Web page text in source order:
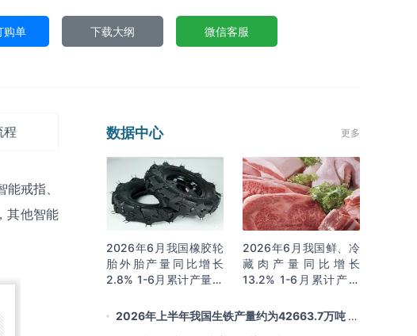
购单 下载大纲 微信客服
程
戒指、
其他智能
数据中心 更多
2026年6月我国橡胶轮
胎外胎产量同比增长
2.8% 1-6月累计产量同
2026年6月我国鲜、冷
藏肉产量同比增长
13.2% 1-6月累计产量
2026年上半年我国生铁产量约为42663.7万吨 同